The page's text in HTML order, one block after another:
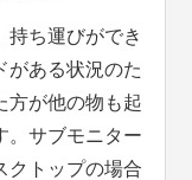
持ち運びができ
がある状況のた
方が他の物も起
。サブモニター
クトップの場合